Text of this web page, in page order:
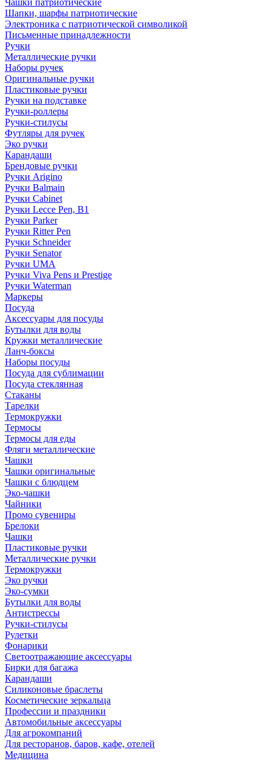
Чашки патриотические
Шапки, шарфы патриотические
Электроника с патриотической символикой
Письменные принадлежности
Ручки
Металлические ручки
Наборы ручек
Оригинальные ручки
Пластиковые ручки
Ручки на подставке
Ручки-роллеры
Ручки-стилусы
Футляры для ручек
Эко ручки
Карандаши
Брендовые ручки
Ручки Arigino
Ручки Balmain
Ручки Cabinet
Ручки Lecce Pen, B1
Ручки Parker
Ручки Ritter Pen
Ручки Schneider
Ручки Senator
Ручки UMA
Ручки Viva Pens и Prestige
Ручки Waterman
Маркеры
Посуда
Аксессуары для посуды
Бутылки для воды
Кружки металлические
Ланч-боксы
Наборы посуды
Посуда для сублимации
Посуда стеклянная
Стаканы
Тарелки
Термокружки
Термосы
Термосы для еды
Фляги металлические
Чашки
Чашки оригинальные
Чашки с блюдцем
Эко-чашки
Чайники
Промо сувениры
Брелоки
Чашки
Пластиковые ручки
Металлические ручки
Термокружки
Эко ручки
Эко-сумки
Бутылки для воды
Антистрессы
Ручки-стилусы
Рулетки
Фонарики
Светоотражающие аксессуары
Бирки для багажа
Карандаши
Силиконовые браслеты
Косметические зеркальца
Профессии и праздники
Автомобильные аксессуары
Для агрокомпаний
Для ресторанов, баров, кафе, отелей
Медицина